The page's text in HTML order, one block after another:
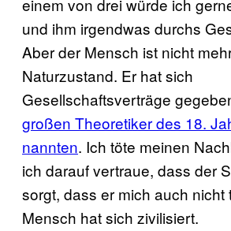
und ihm irgendwas durchs
Aber der Mensch ist nicht
Naturzustand. Er hat sich
Gesellschaftsverträge
großen Theoretiker des 18.
nannten. Ich töte meinen
ich darauf vertraue, dass der
sorgt, dass er mich auch nicht
Mensch hat sich zivilisiert.